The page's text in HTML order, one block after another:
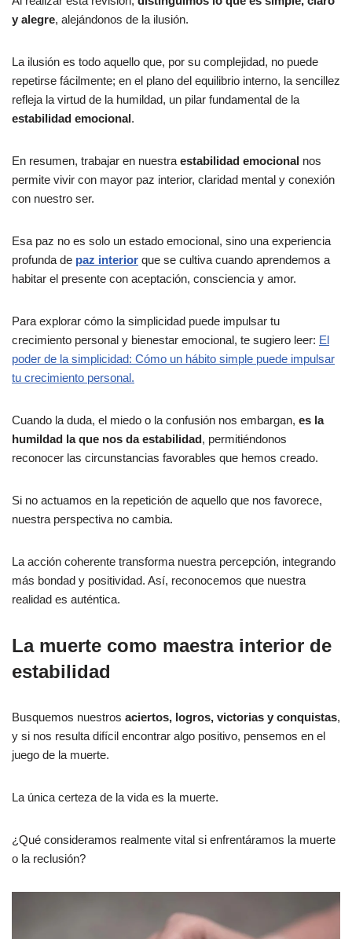
y alegre, alejándonos de la ilusión.
La ilusión es todo aquello que, por su complejidad, no puede
repetirse fácilmente; en el plano del equilibrio interno, la sencillez
refleja la virtud de la humildad, un pilar fundamental de la
estabilidad emocional.
En resumen, trabajar en nuestra estabilidad emocional nos
permite vivir con mayor paz interior, claridad mental y conexión
con nuestro ser.
Esa paz no es solo un estado emocional, sino una experiencia
profunda de paz interior que se cultiva cuando aprendemos a
habitar el presente con aceptación, consciencia y amor.
Para explorar cómo la simplicidad puede impulsar tu
crecimiento personal y bienestar emocional, te sugiero leer: El
poder de la simplicidad: Cómo un hábito simple puede impulsar
tu crecimiento personal.
Cuando la duda, el miedo o la confusión nos embargan, es la
humildad la que nos da estabilidad, permitiéndonos
reconocer las circunstancias favorables que hemos creado.
Si no actuamos en la repetición de aquello que nos favorece,
nuestra perspectiva no cambia.
La acción coherente transforma nuestra percepción, integrando
más bondad y positividad. Así, reconocemos que nuestra
realidad es auténtica.
La muerte como maestra interior de
estabilidad
Busquemos nuestros aciertos, logros, victorias y conquistas,
y si nos resulta difícil encontrar algo positivo, pensemos en el
juego de la muerte.
La única certeza de la vida es la muerte.
¿Qué consideramos realmente vital si enfrentáramos la muerte
o la reclusión?